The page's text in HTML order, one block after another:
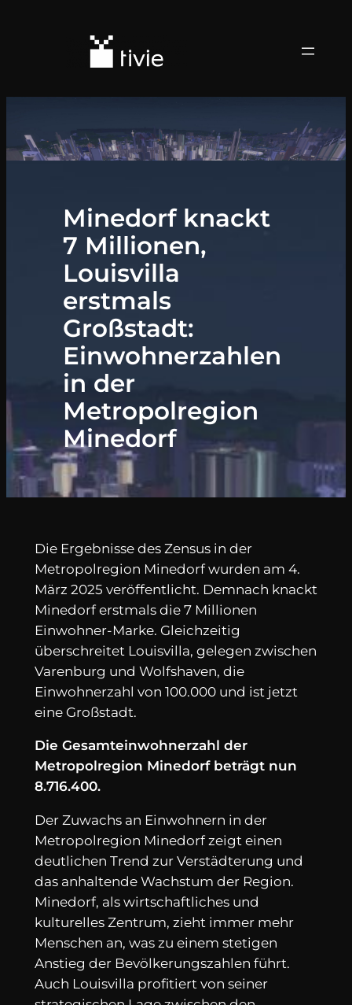
Minedorf knackt
7 Millionen,
Louisvilla
erstmals
Großstadt:
Einwohnerzahlen
in der
Metropolregion
Minedorf
Die Ergebnisse des Zensus in der
Metropolregion Minedorf wurden am 4.
März 2025 veröffentlicht. Demnach knackt
Minedorf erstmals die 7 Millionen
Einwohner-Marke. Gleichzeitig
überschreitet Louisvilla, gelegen zwischen
Varenburg und Wolfshaven, die
Einwohnerzahl von 100.000 und ist jetzt
eine Großstadt.
Die Gesamteinwohnerzahl der
Metropolregion Minedorf beträgt nun
8.716.400.
Der Zuwachs an Einwohnern in der
Metropolregion Minedorf zeigt einen
deutlichen Trend zur Verstädterung und
das anhaltende Wachstum der Region.
Minedorf, als wirtschaftliches und
kulturelles Zentrum, zieht immer mehr
Menschen an, was zu einem stetigen
Anstieg der Bevölkerungszahlen führt.
Auch Louisvilla profitiert von seiner